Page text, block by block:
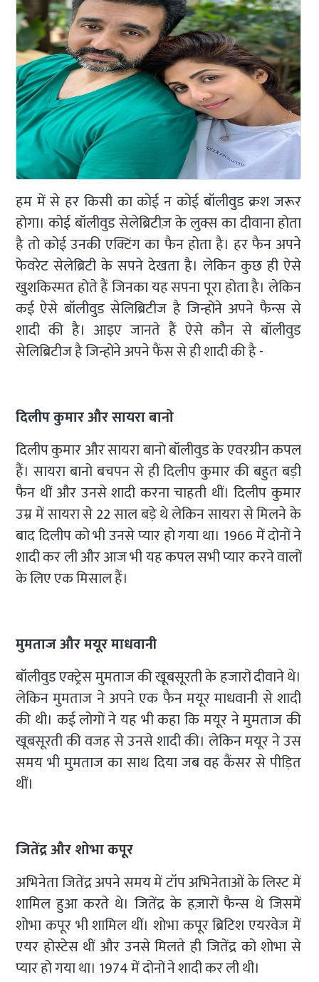
हम में से हर किसी का कोई न कोई बॉलीवुड क्रश जरूर
होगा। कोई बॉलीवुड सेलेब्रिटीज़ के लुक्स का दीवाना होता
है तो कोई उनकी एक्टिंग का फैन होता है। हर फैन अपने
फेवरेट सेलेब्रिटी के सपने देखता है। लेकिन कुछ ही ऐसे
खुशकिस्मत होते हैं जिनका यह सपना पूरा होता है। लेकिन
कई ऐसे बॉलीवुड सेलिब्रिटीज है जिन्होंने अपने फैन्स से
शादी की है। आइए जानते हैं ऐसे कौन से बॉलीवुड
सेलिब्रिटीज है जिन्होंने अपने फैंस से ही शादी की है -
दिलीप कुमार और सायरा बानो
दिलीप कुमार और सायरा बानो बॉलीवुड के एवरग्रीन कपल
हैं। सायरा बानो बचपन से ही दिलीप कुमार की बहुत बड़ी
फैन थीं और उनसे शादी करना चाहती थीं। दिलीप कुमार
उम्र में सायरा से 22 साल बड़े थे लेकिन सायरा से मिलने के
बाद दिलीप को भी उनसे प्यार हो गया था। 1966 में दोनों ने
शादी कर ली और आज भी यह कपल सभी प्यार करने वालों
के लिए एक मिसाल हैं।
मुमताज और मयूर माधवानी
बॉलीवुड एक्ट्रेस मुमताज की खूबसूरती के हजारों दीवाने थे।
लेकिन मुमताज ने अपने एक फैन मयूर माधवानी से शादी
की थी। कई लोगों ने यह भी कहा कि मयूर ने मुमताज की
खूबसूरती की वजह से उनसे शादी की। लेकिन मयूर ने उस
समय भी मुमताज का साथ दिया जब वह कैंसर से पीड़ित
थीं।
जितेंद्र और शोभा कपूर
अभिनेता जितेंद्र अपने समय में टॉप अभिनेताओं के लिस्ट में
शामिल हुआ करते थे। जितेंद्र के हज़ारों फैन्स थे जिसमें
शोभा कपूर भी शामिल थीं। शोभा कपूर ब्रिटिश एयरवेज में
एयर होस्टेस थीं और उनसे मिलते ही जितेंद्र को शोभा से
प्यार हो गया था। 1974 में दोनों ने शादी कर ली थी।